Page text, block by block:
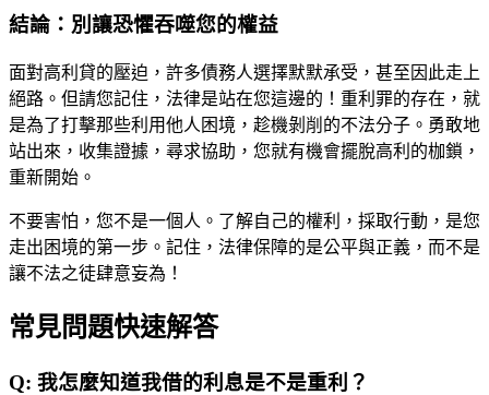
結論：別讓恐懼吞噬您的權益
面對高利貸的壓迫，許多債務人選擇默默承受，甚至因此走上
絕路。但請您記住，法律是站在您這邊的！重利罪的存在，就
是為了打擊那些利用他人困境，趁機剝削的不法分子。勇敢地
站出來，收集證據，尋求協助，您就有機會擺脫高利的枷鎖，
重新開始。
不要害怕，您不是一個人。了解自己的權利，採取行動，是您
走出困境的第一步。記住，法律保障的是公平與正義，而不是
讓不法之徒肆意妄為！
常見問題快速解答
Q: 我怎麼知道我借的利息是不是重利？